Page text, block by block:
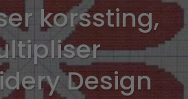
korssting,
Design